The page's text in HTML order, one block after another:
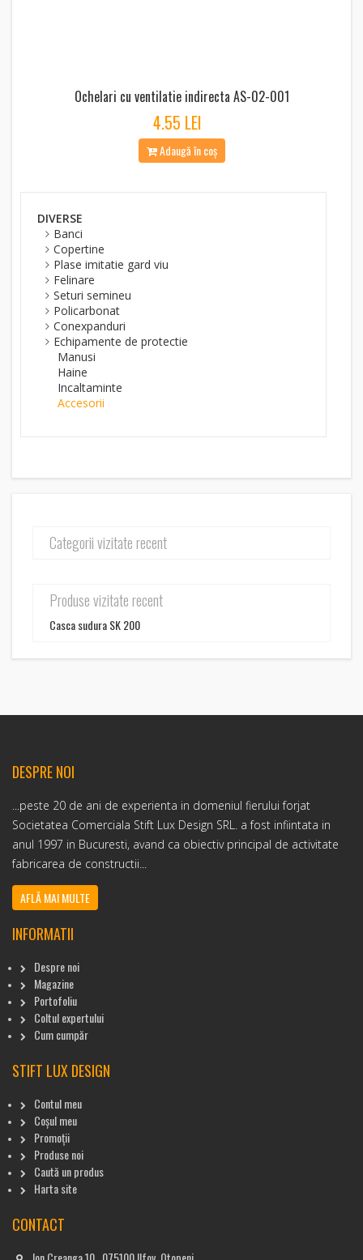
Ochelari cu ventilatie indirecta AS-02-001
4.55 LEI
Adaugă în coș
DIVERSE
Banci
Copertine
Plase imitatie gard viu
Felinare
Seturi semineu
Policarbonat
Conexpanduri
Echipamente de protectie
Manusi
Haine
Incaltaminte
Accesorii
Categorii vizitate recent
Produse vizitate recent
Casca sudura SK 200
DESPRE NOI
...peste 20 de ani de experienta in domeniul fierului forjat
Societatea Comerciala Stift Lux Design SRL. a fost infiintata in
anul 1997 in Bucuresti, avand ca obiectiv principal de activitate
fabricarea de constructii...
AFLĂ MAI MULTE
INFORMATII
Despre noi
Magazine
Portofoliu
Coltul expertului
Cum cumpăr
STIFT LUX DESIGN
Contul meu
Coșul meu
Promoții
Produse noi
Caută un produs
Harta site
CONTACT